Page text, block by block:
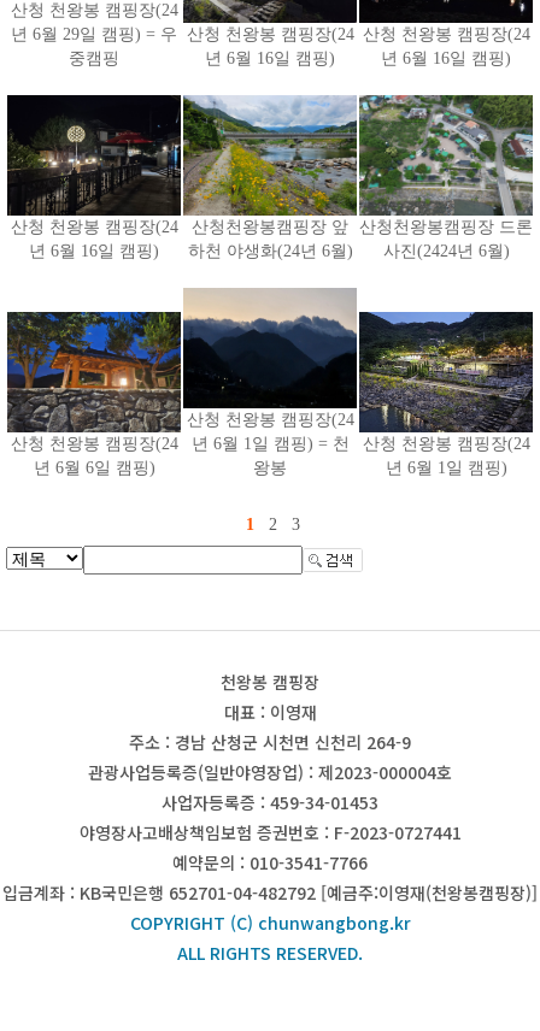
산청 천왕봉 캠핑장(24
년 6월 29일 캠핑) = 우
중캠핑
산청 천왕봉 캠핑장(24
년 6월 16일 캠핑)
산청 천왕봉 캠핑장(24
년 6월 16일 캠핑)
산청 천왕봉 캠핑장(24
년 6월 16일 캠핑)
산청천왕봉캠핑장 앞
하천 야생화(24년 6월)
산청천왕봉캠핑장 드론
사진(2424년 6월)
산청 천왕봉 캠핑장(24
년 6월 6일 캠핑)
산청 천왕봉 캠핑장(24
년 6월 1일 캠핑) = 천
왕봉
산청 천왕봉 캠핑장(24
년 6월 1일 캠핑)
1 2 3
천왕봉 캠핑장
대표 : 이영재
주소 : 경남 산청군 시천면 신천리 264-9
관광사업등록증(일반야영장업) : 제2023-000004호
사업자등록증 : 459-34-01453
야영장사고배상책임보험 증권번호 : F-2023-0727441
예약문의 : 010-3541-7766
입금계좌 : KB국민은행 652701-04-482792 [예금주:이영재(천왕봉캠핑장)]
COPYRIGHT (C) chunwangbong.kr
ALL RIGHTS RESERVED.